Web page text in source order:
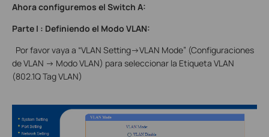
Ahora configuremos el Switch A:
Parte I : Definiendo el Modo VLAN:
Por favor vaya a “VLAN Setting->VLAN Mode” (Configuraciones
de VLAN -> Modo VLAN) para seleccionar la Etiqueta VLAN
(802.1Q Tag VLAN)